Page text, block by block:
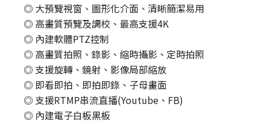
◎ 大預覽視窗、圖形化介面、清晰簡潔易用
◎ 高畫質預覽及調校、最高支援4K
◎ 內建軟體PTZ控制
◎ 高畫質拍照、錄影、縮時攝影、定時拍照
◎ 支援旋轉、鏡射、影像局部縮放
◎ 即看即拍、即拍即錄、子母畫面
◎ 支援RTMP串流直播(Youtube、FB)
◎ 內建電子白板黑板